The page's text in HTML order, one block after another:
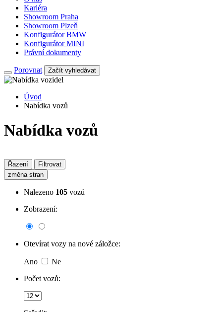
Kariéra
Showroom Praha
Showroom Plzeň
Konfigurátor BMW
Konfigurátor MINI
Právní dokumenty
Porovnat Začít vyhledávat
Úvod
Nabídka vozů
Nabídka vozů
Řazení
Filtrovat
změna stran
Nalezeno 105 vozů
Zobrazení:
Otevírat vozy na nové záložce:
Ano
Ne
Počet vozů: